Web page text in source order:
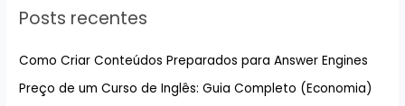
i
r
Posts recentes
Como Criar Conteúdos Preparados para Answer Engines
Preço de um Curso de Inglês: Guia Completo (Economia)